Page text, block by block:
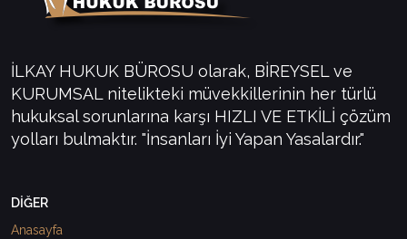
İLKAY HUKUK BÜROSU olarak, BİREYSEL ve
KURUMSAL nitelikteki müvekkillerinin her türlü
hukuksal sorunlarına karşı HIZLI VE ETKİLİ çözüm
yolları bulmaktır. "İnsanları İyi Yapan Yasalardır."
DİĞER
Anasayfa